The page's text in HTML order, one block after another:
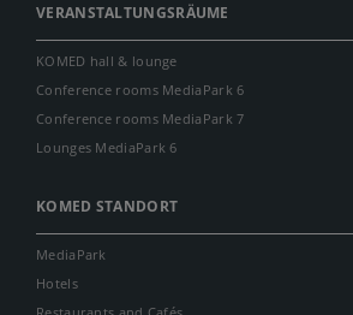
VERANSTALTUNGSRÄUME
KOMED hall & lounge
Conference rooms MediaPark 6
Conference rooms MediaPark 7
Lounges MediaPark 6
KOMED STANDORT
MediaPark
Hotels